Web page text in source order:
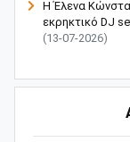
Η Έλενα
εκρηκτικό DJ
(13-07-2026)